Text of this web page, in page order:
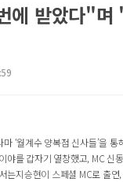
에 받았다"
‘월계수 양복점 신사들’을
를 갑자기 열창했고, MC
는지승현이 스페셜 MC로 출